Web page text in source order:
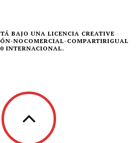
BAJO UNA LICENCIA CREATIVE
NOCOMERCIAL-COMPARTIRIGUAL
INTERNACIONAL.